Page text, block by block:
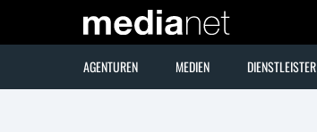
AGENTUREN MEDIEN DIENSTLEISTER